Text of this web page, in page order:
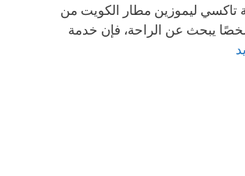
تاكسي ليموزين مطار الكويت من
يبحث عن الراحة، فإن خدمة